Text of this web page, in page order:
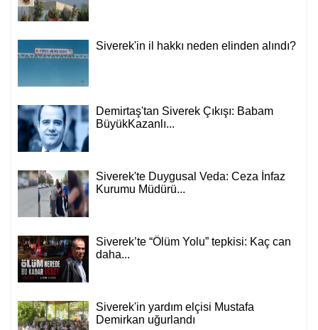
Siverek'in il hakkı neden elinden alındı?
Demirtaş'tan Siverek Çıkışı: Babam
BüyükKazanlı...
Siverek'te Duygusal Veda: Ceza İnfaz
Kurumu Müdürü...
Siverek’te “Ölüm Yolu” tepkisi: Kaç can
daha...
Siverek'in yardım elçisi Mustafa
Demirkan uğurlandı